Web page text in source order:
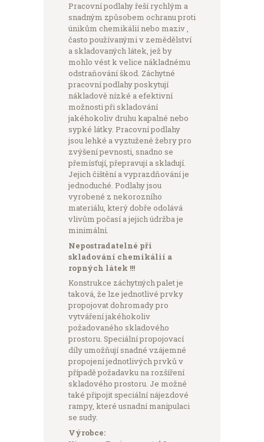
Pracovní podlahy řeší rychlým a
snadným způsobem ochranu proti
únikům chemikálií nebo maziv ,
často používanými v zemědělství
a skladovaných látek, jež by
mohlo vést k velice nákladnému
odstraňování škod. Záchytné
pracovní podlahy poskytují
nákladově nízké a efektivní
možnosti při skladování
jakéhokoliv druhu kapalné nebo
sypké látky. Pracovní podlahy
jsou lehké a vyztužené žebry pro
zvýšení pevnosti, snadno se
přemísťují, přepravují a skladují.
Jejich čištění a vyprazdňování je
jednoduché. Podlahy jsou
vyrobené z nekorozního
materiálu, který dobře odolává
vlivům počasí a jejich údržba je
minimální.
Nepostradatelné při
skladování chemikálií a
ropných látek !!!
Konstrukce záchytných palet je
taková, že lze jednotlivé prvky
propojovat dohromady pro
vytváření jakéhokoliv
požadovaného skladového
prostoru. Speciální propojovací
díly umožňují snadné vzájemné
propojení jednotlivých prvků v
případě požadavku na rozšíření
skladového prostoru. Je možné
také připojit speciální nájezdové
rampy, které usnadní manipulaci
se sudy.
Výrobce: